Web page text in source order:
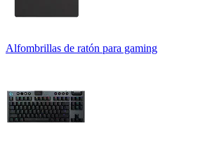
Alfombrillas de ratón para gaming